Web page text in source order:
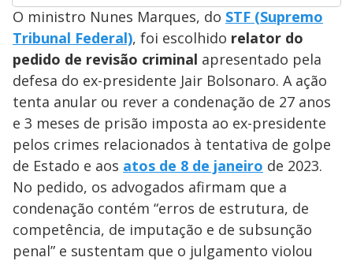
O ministro Nunes Marques, do STF (Supremo
Tribunal Federal), foi escolhido relator do
pedido de revisão criminal apresentado pela
defesa do ex-presidente Jair Bolsonaro. A ação
tenta anular ou rever a condenação de 27 anos
e 3 meses de prisão imposta ao ex-presidente
pelos crimes relacionados à tentativa de golpe
de Estado e aos atos de 8 de janeiro de 2023.
No pedido, os advogados afirmam que a
condenação contém “erros de estrutura, de
competência, de imputação e de subsunção
penal” e sustentam que o julgamento violou